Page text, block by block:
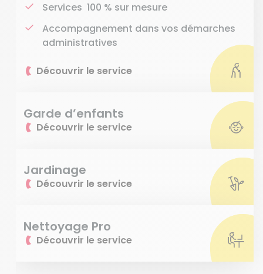
Services 100 % sur mesure
Accompagnement dans vos démarches
administratives
Découvrir le service
Garde d’enfants
Découvrir le service
Jardinage
Découvrir le service
Nettoyage Pro
Découvrir le service